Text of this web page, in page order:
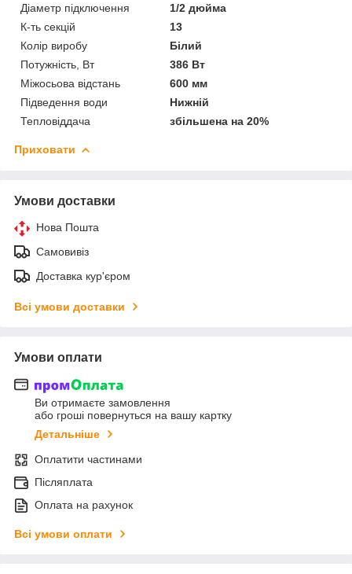
Діаметр підключення
1/2 дюйма
К-ть секцій
13
Колір виробу
Білий
Потужність, Вт
386 Вт
Міжосьова відстань
600 мм
Підведення води
Нижній
Тепловіддача
збільшена на 20%
Приховати
Умови доставки
Нова Пошта
Самовивіз
Доставка кур'єром
Всі умови доставки
Умови оплати
Ви отримаєте замовлення
або гроші повернуться на вашу картку
Детальніше
Оплатити частинами
Післяплата
Оплата на рахунок
Всі умови оплати